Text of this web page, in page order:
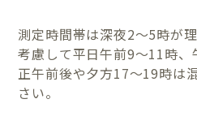
測定時間帯は深夜2〜5時が
考慮して平日午前9〜11時、
正午前後や夕方17〜19時は
さい。